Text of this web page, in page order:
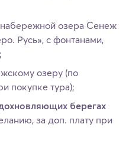
озера Сенеж
Русь», с фонтанами,
озеру (по
покупке тура);
берегах
за доп. плату при